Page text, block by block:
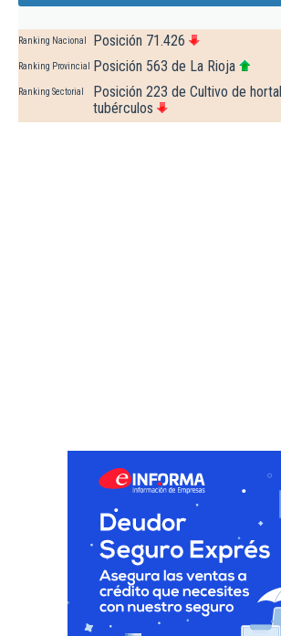
Ranking Nacional Posición 71.426
Ranking Provincial Posición 563 de La Rioja
Ranking Sectorial
Posición 223 de Cultivo de
tubérculos